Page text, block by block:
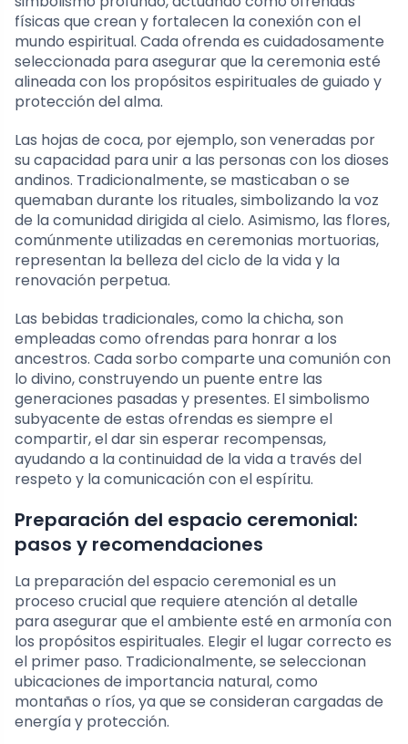
físicas que crean y fortalecen la conexión con el
mundo espiritual. Cada ofrenda es cuidadosamente
seleccionada para asegurar que la ceremonia esté
alineada con los propósitos espirituales de guiado y
protección del alma.
Las hojas de coca, por ejemplo, son veneradas por
su capacidad para unir a las personas con los dioses
andinos. Tradicionalmente, se masticaban o se
quemaban durante los rituales, simbolizando la voz
de la comunidad dirigida al cielo. Asimismo, las flores,
comúnmente utilizadas en ceremonias mortuorias,
representan la belleza del ciclo de la vida y la
renovación perpetua.
Las bebidas tradicionales, como la chicha, son
empleadas como ofrendas para honrar a los
ancestros. Cada sorbo comparte una comunión con
lo divino, construyendo un puente entre las
generaciones pasadas y presentes. El simbolismo
subyacente de estas ofrendas es siempre el
compartir, el dar sin esperar recompensas,
ayudando a la continuidad de la vida a través del
respeto y la comunicación con el espíritu.
Preparación del espacio ceremonial:
pasos y recomendaciones
La preparación del espacio ceremonial es un
proceso crucial que requiere atención al detalle
para asegurar que el ambiente esté en armonía con
los propósitos espirituales. Elegir el lugar correcto es
el primer paso. Tradicionalmente, se seleccionan
ubicaciones de importancia natural, como
montañas o ríos, ya que se consideran cargadas de
energía y protección.